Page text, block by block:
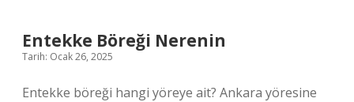
Entekke Böreği Nerenin
Tarih: Ocak 26, 2025
Entekke böreği hangi yöreye ait? Ankara yöresine